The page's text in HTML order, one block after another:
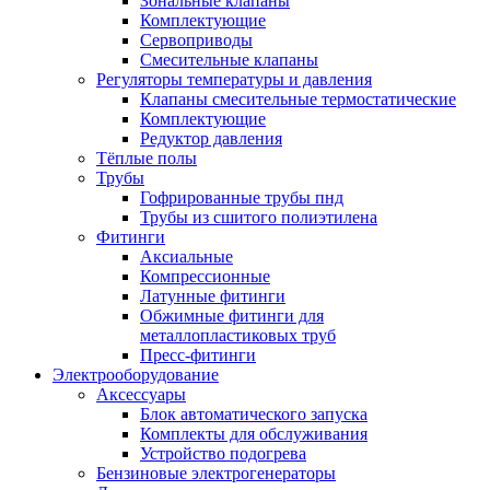
Комплектующие
Сервоприводы
Смесительные клапаны
Регуляторы температуры и давления
Клапаны смесительные термостатические
Комплектующие
Редуктор давления
Тёплые полы
Трубы
Гофрированные трубы пнд
Трубы из сшитого полиэтилена
Фитинги
Аксиальные
Компрессионные
Латунные фитинги
Обжимные фитинги для
металлопластиковых труб
Пресс-фитинги
Электрооборудование
Аксессуары
Блок автоматического запуска
Комплекты для обслуживания
Устройство подогрева
Бензиновые электрогенераторы